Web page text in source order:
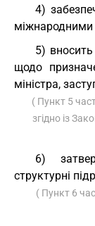
4)
міжнародними
5) вносить
щодо
міністра,
( Пункт 5
згідно із
6)
структурні
( Пункт 6